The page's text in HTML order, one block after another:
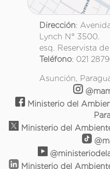
Dirección:
Lynch N° 3500.
esq. Reservista
Teléfono: 021
Asunción,
Ministerio del
Ministerio del
Ministerio del